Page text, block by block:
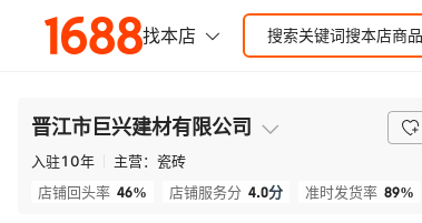
晋江市巨兴建材有限公司
入驻10年 主营： 瓷砖
店铺回头率 46% 店铺服务分 4.0分 准时发货率 89%